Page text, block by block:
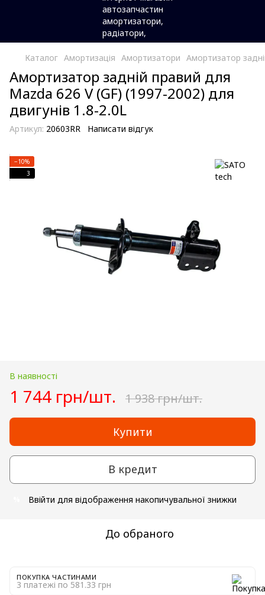
Каталог Амортизація Амортизатори Амортизатор
Амортизатор задній правий для
Mazda 626 V (GF) (1997-2002) для
двигунів 1.8-2.0L
Артикул: 20603RR Написати відгук
−10%
3
В наявності
1 744 грн/шт. 1 938 грн/шт.
Купити
В кредит
Ввійти для відображення накопичувальної знижки
До обраного
ПОКУПКА ЧАСТИНАМИ
3 платежі по 581.33 грн